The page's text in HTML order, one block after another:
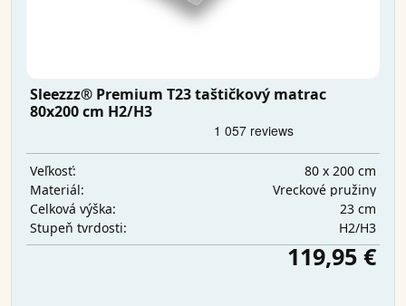
Sleezzz® Premium T23 taštičkový matrac
80x200 cm H2/H3
Veľkosť:
80 x 200 cm
Materiál:
Vreckové pružiny
Celková výška:
23 cm
Stupeň tvrdosti:
H2/H3
119,95 €